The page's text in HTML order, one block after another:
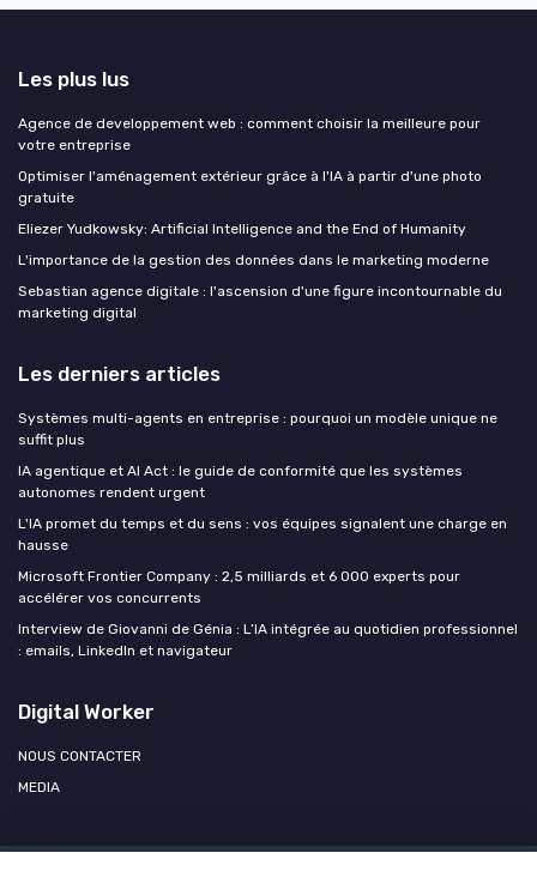
Les plus lus
Agence de developpement web : comment choisir la meilleure pour
votre entreprise
Optimiser l'aménagement extérieur grâce à l'IA à partir d'une photo
gratuite
Eliezer Yudkowsky: Artificial Intelligence and the End of Humanity
L'importance de la gestion des données dans le marketing moderne
Sebastian agence digitale : l'ascension d'une figure incontournable du
marketing digital
Les derniers articles
Systèmes multi-agents en entreprise : pourquoi un modèle unique ne
suffit plus
IA agentique et AI Act : le guide de conformité que les systèmes
autonomes rendent urgent
L'IA promet du temps et du sens : vos équipes signalent une charge en
hausse
Microsoft Frontier Company : 2,5 milliards et 6 000 experts pour
accélérer vos concurrents
Interview de Giovanni de Génia : L’IA intégrée au quotidien professionnel
: emails, LinkedIn et navigateur
Digital Worker
NOUS CONTACTER
MEDIA